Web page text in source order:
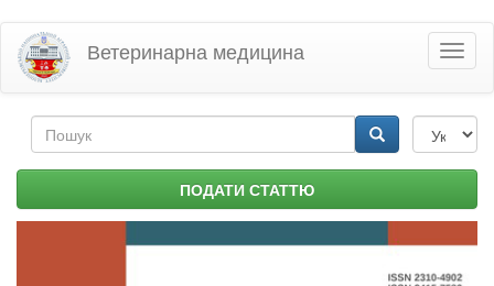
Перейти
основного
матеріалу
Ветеринарна медицина
Пошукова
форма ПОДАТИ СТАТТЮ